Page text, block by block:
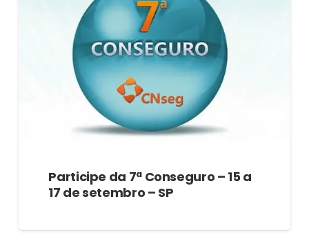
Participe da 7ª Conseguro – 15 a
17 de setembro – SP